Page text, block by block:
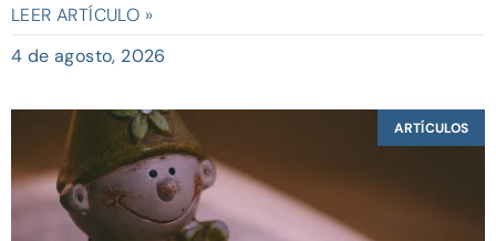
LEER ARTÍCULO »
4 de agosto, 2026
ARTÍCULOS